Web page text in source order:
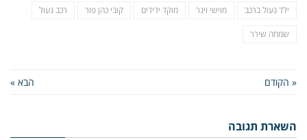
ילד נעול ברכב מוישי וינר מוקד ידידים קובי כהן פור רכב נעול
שמחה שירר
« הקודם הבא »
השארת תגובה